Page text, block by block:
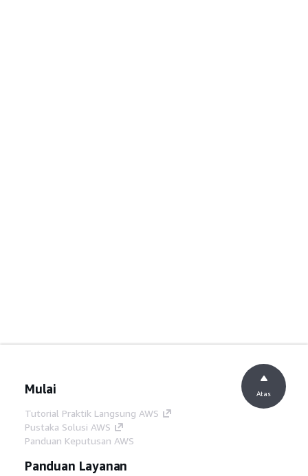
Mulai
Tutorial Praktik Langsung AWS
Pustaka Solusi AWS
Panduan Keputusan AWS
Panduan Layanan
Atas